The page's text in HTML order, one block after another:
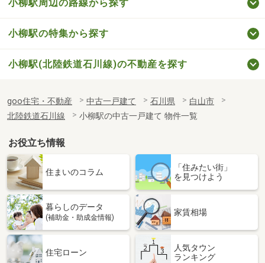
小柳駅周辺の路線から探す
小柳駅の特集から探す
小柳駅(北陸鉄道石川線)の不動産を探す
goo住宅・不動産 中古一戸建て 石川県
白山市
北陸鉄道石川線
小柳駅の中古一戸建て 物件一覧
お役立ち情報
住まいのコラム
「住みたい街」
を見つけよう
暮らしのデータ
(補助金・助成金情報)
家賃相場
住宅ローン
人気タウン
ランキング